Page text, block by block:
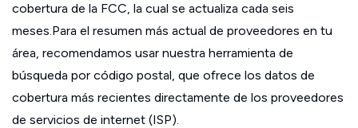
cobertura de la FCC, la cual se actualiza cada seis
meses.Para el resumen más actual de proveedores en tu
área, recomendamos usar nuestra herramienta de
búsqueda por código postal, que ofrece los datos de
cobertura más recientes directamente de los proveedores
de servicios de internet (ISP).